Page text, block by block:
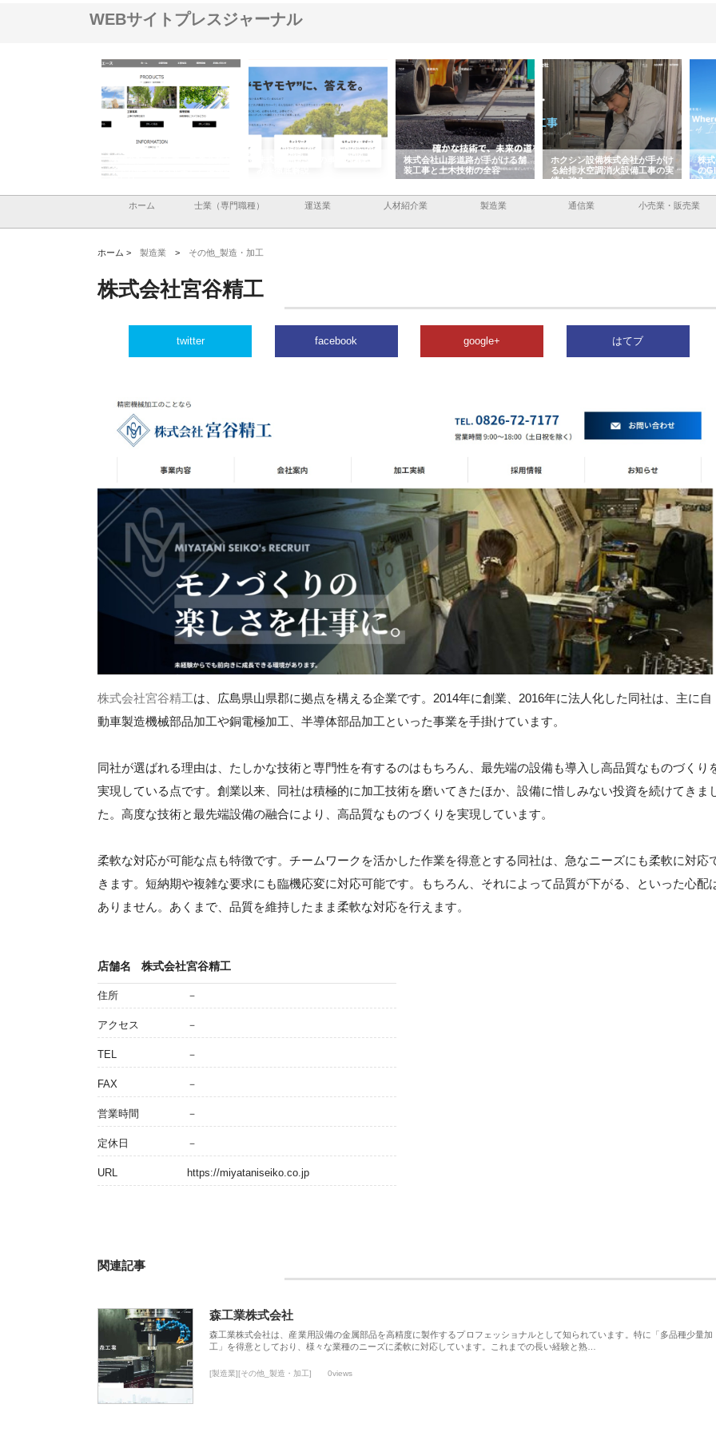
WEBサイトプレスジャーナル
イトが提供する充実した情報内
株式会社ＣＳＡの事業内容と強
株式会社山形道路が手がける舗
装工事と土木技術の全容
ホクシン設備株式会社が手がけ
る給排水空調消火設備工事の実
績と強み
株
の
入
ホーム 士業（専門職種） 運送業 人材紹介業 製造業 通信業 小売業・販売業
ホーム > 製造業 > その他_製造・加工
株式会社宮谷精工
twitter facebook google+ はてブ
株式会社宮谷精工は、広島県山県郡に拠点を構える企業です。2014年に創業、2016年に法人化した同社は、主に自
動車製造機械部品加工や銅電極加工、半導体部品加工といった事業を手掛けています。
同社が選ばれる理由は、たしかな技術と専門性を有するのはもちろん、最先端の設備も導入し高品質なものづくり
実現している点です。創業以来、同社は積極的に加工技術を磨いてきたほか、設備に惜しみない投資を続けてきま
た。高度な技術と最先端設備の融合により、高品質なものづくりを実現しています。
柔軟な対応が可能な点も特徴です。チームワークを活かした作業を得意とする同社は、急なニーズにも柔軟に対応
きます。短納期や複雑な要求にも臨機応変に対応可能です。もちろん、それによって品質が下がる、といった心配
ありません。あくまで、品質を維持したまま柔軟な対応を行えます。
店舗名 株式会社宮谷精工
住所 －
アクセス －
TEL －
FAX －
営業時間 －
定休日 －
URL https://miyataniseiko.co.jp
関連記事
森工業株式会社
森工業株式会社は、産業用設備の金属部品を高精度に製作するプロフェッショナルとして知られています。特に「多品種少量加
工」を得意としており、様々な業種のニーズに柔軟に対応しています。これまでの長い経験と熟…
[製造業][その他_製造・加工] 0views